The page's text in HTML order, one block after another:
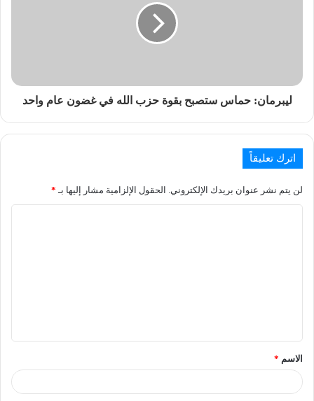
ليبرمان: حماس ستصبح بقوة حزب الله في غضون عام واحد
اترك تعليقاً
لن يتم نشر عنوان بريدك الإلكتروني. الحقول الإلزامية مشار إليها بـ *
الاسم *